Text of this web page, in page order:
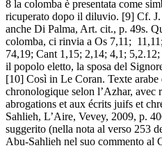
8 la colomba è presentata come
ricuperato dopo il diluvio. [9] Cf.
anche Di Palma, Art. cit., p. 49s.
colomba, ci rinvia a Os 7,11;
74,19; Cant 1,15; 2,14; 4,1;
il popolo eletto, la sposa del
[10] Così in Le Coran. Texte
chronologique selon l’Azhar, avec
abrogations et aux écrits juifs et
Sahlieh, L’Aire, Vevey, 2009, p.
suggerito (nella nota al verso 253
Abu-Sahlieh nel suo commento al